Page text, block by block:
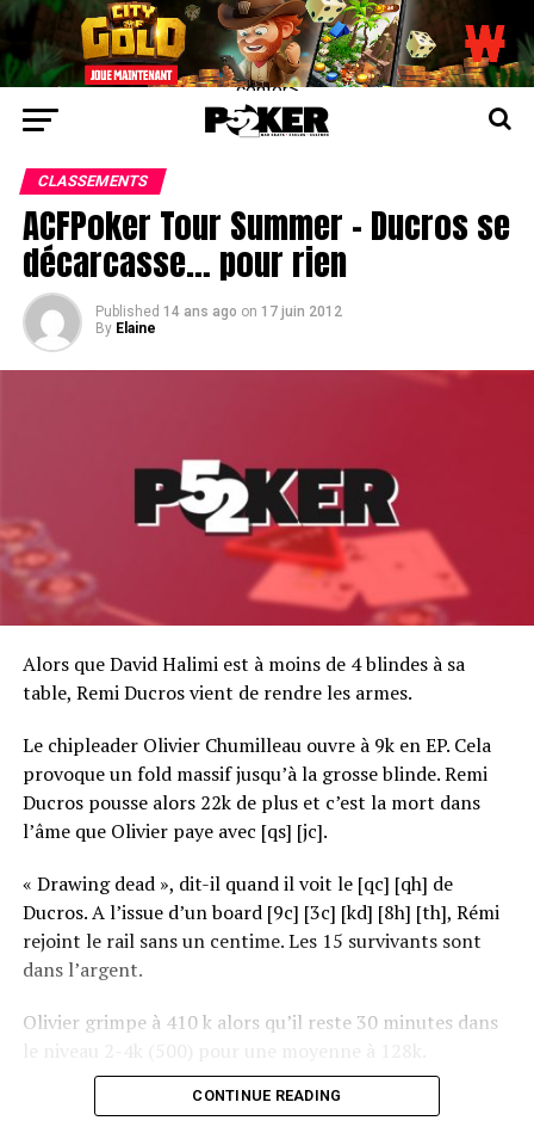
center>
CLASSEMENTS
ACFPoker Tour Summer – Ducros se
décarcasse… pour rien
Published 14 ans ago on 17 juin 2012
By Elaine
Alors que David Halimi est à moins de 4 blindes à sa
table, Remi Ducros vient de rendre les armes.
Le chipleader Olivier Chumilleau ouvre à 9k en EP. Cela
provoque un fold massif jusqu’à la grosse blinde. Remi
Ducros pousse alors 22k de plus et c’est la mort dans
l’âme que Olivier paye avec [qs] [jc].
« Drawing dead », dit-il quand il voit le [qc] [qh] de
Ducros. A l’issue d’un board [9c] [3c] [kd] [8h] [th], Rémi
rejoint le rail sans un centime. Les 15 survivants sont
dans l’argent.
Olivier grimpe à 410 k alors qu’il reste 30 minutes dans
CONTINUE READING